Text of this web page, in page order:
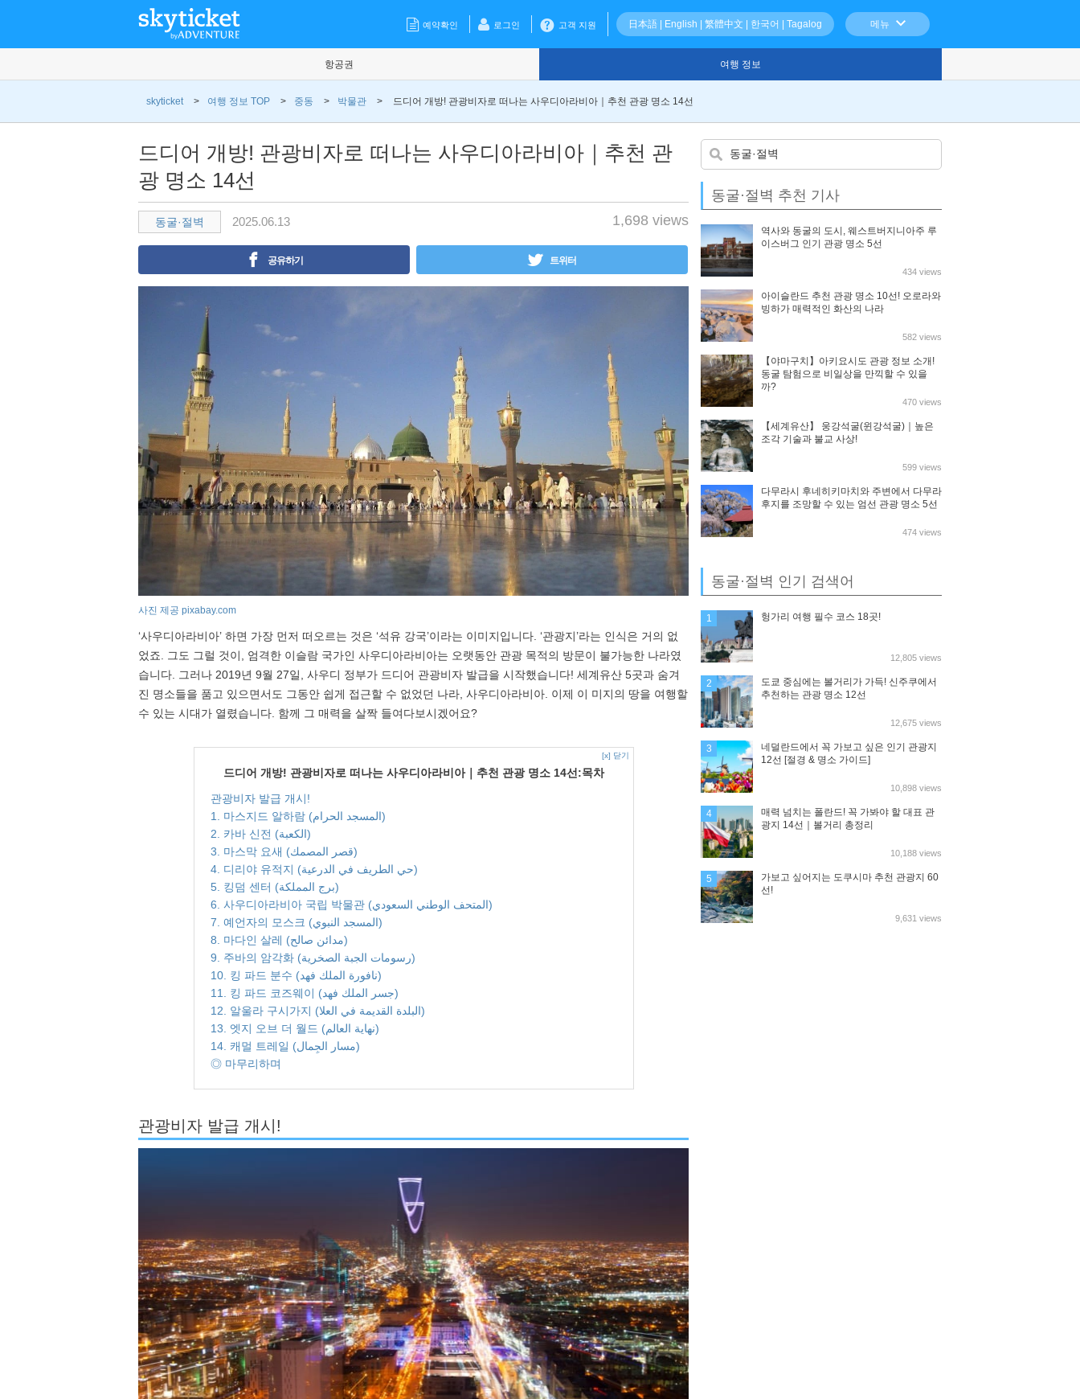
예약확인 로그인 고객 지원 日本語 English 繁體中文 한국어 Tagalog 메뉴
항공권 여행 정보
skyticket > 여행 정보 TOP > 중동 > 박물관 > 드디어 개방! 관광비자로 떠나는 사우디아라비아｜추천 관광 명소 14선
드디어 개방! 관광비자로 떠나는 사우디아라비아｜추천 관
광 명소 14선
동굴·절벽 2025.06.13 1,698 views
공유하기 트위터
사진 제공 pixabay.com
‘사우디아라비아’ 하면 가장 먼저 떠오르는 것은 ‘석유 강국’이라는 이미지입니다. ‘관광지’라는 인식은 거의 없
었죠. 그도 그럴 것이, 엄격한 이슬람 국가인 사우디아라비아는 오랫동안 관광 목적의 방문이 불가능한 나라였
습니다. 그러나 2019년 9월 27일, 사우디 정부가 드디어 관광비자 발급을 시작했습니다! 세계유산 5곳과 숨겨
진 명소들을 품고 있으면서도 그동안 쉽게 접근할 수 없었던 나라, 사우디아라비아. 이제 이 미지의 땅을 여행할
수 있는 시대가 열렸습니다. 함께 그 매력을 살짝 들여다보시겠어요?
[x] 닫기
드디어 개방! 관광비자로 떠나는 사우디아라비아｜추천 관광 명소 14선:목차
관광비자 발급 개시!
1. 마스지드 알하람 (المسجد الحرام)
2. 카바 신전 (الكعبة)
3. 마스막 요새 (قصر المصمك)
4. 디리야 유적지 (حي الطريف في الدرعية)
5. 킹덤 센터 (برج المملكة)
6. 사우디아라비아 국립 박물관 (المتحف الوطني السعودي)
7. 예언자의 모스크 (المسجد النبوي)
8. 마다인 살레 (مدائن صالح)
9. 주바의 암각화 (رسومات الجبة الصخرية)
10. 킹 파드 분수 (نافورة الملك فهد)
11. 킹 파드 코즈웨이 (جسر الملك فهد)
12. 알울라 구시가지 (البلدة القديمة في العلا)
13. 엣지 오브 더 월드 (نهاية العالم)
14. 캐멀 트레일 (مسار الجِمال)
◎ 마무리하며
관광비자 발급 개시!
동굴·절벽 추천 기사
역사와 동굴의 도시, 웨스트버지니아주 루
이스버그 인기 관광 명소 5선
434 views
아이슬란드 추천 관광 명소 10선! 오로라와
빙하가 매력적인 화산의 나라
582 views
【야마구치】아키요시도 관광 정보 소개!
동굴 탐험으로 비일상을 만끽할 수 있을
까?
470 views
【세계유산】 웅강석굴(윈강석굴)｜높은
조각 기술과 불교 사상!
599 views
다무라시 후네히키마치와 주변에서 다무라
후지를 조망할 수 있는 엄선 관광 명소 5선
474 views
동굴·절벽 인기 검색어
1 헝가리 여행 필수 코스 18곳!
12,805 views
2
도쿄 중심에는 볼거리가 가득! 신주쿠에서
추천하는 관광 명소 12선
12,675 views
3
네덜란드에서 꼭 가보고 싶은 인기 관광지
12선 [절경 & 명소 가이드]
10,898 views
4
매력 넘치는 폴란드! 꼭 가봐야 할 대표 관
광지 14선｜볼거리 총정리
10,188 views
5
가보고 싶어지는 도쿠시마 추천 관광지 60
선!
9,631 views